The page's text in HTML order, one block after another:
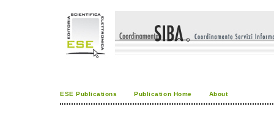
ESE Publications Publication Home About